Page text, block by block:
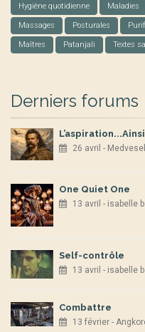
Hygiène quotidienne Maladies
Massages Posturales
Maîtres Patanjali Textes
Derniers forums
26 avril -
One Quiet One
13 avril - isabelle
Self-contrôle
13 avril - isabelle
Combattre
13 février -